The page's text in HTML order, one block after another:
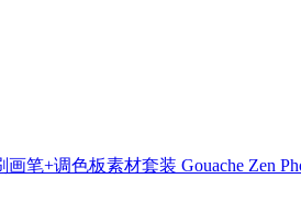
笔+调色板素材套装 Gouache Zen